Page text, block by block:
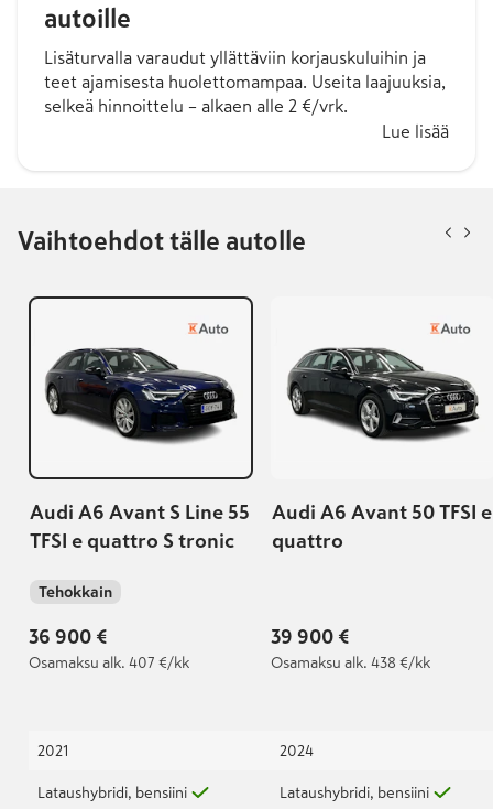
autoille
Lisäturvalla varaudut yllättäviin korjauskuluihin ja
teet ajamisesta huolettomampaa. Useita laajuuksia,
selkeä hinnoittelu – alkaen alle 2 €/vrk.
Lue lisää
Vaihtoehdot tälle autolle
Audi A6 Avant S Line 55
TFSI e quattro S tronic
Tehokkain
36 900 €
Osamaksu alk. 407 €/kk
2021
Lataushybridi, bensiini
Audi A6 Avant 50 TFSI e
quattro
39 900 €
Osamaksu alk. 438 €/kk
2024
Lataushybridi, bensiini